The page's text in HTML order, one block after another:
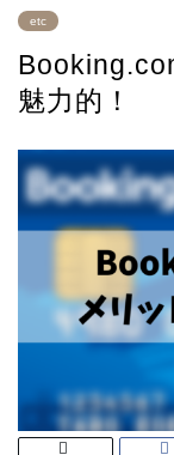
etc
魅力的！